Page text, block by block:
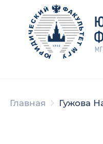
Главная Гужова